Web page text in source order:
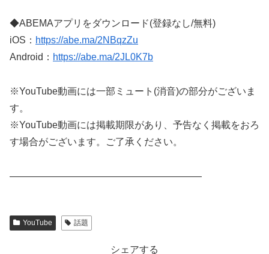
◆ABEMAアプリをダウンロード(登録なし/無料)
iOS： https://abe.ma/2NBqzZu
Android： https://abe.ma/2JL0K7b
※YouTube動画には一部ミュート(消音)の部分がございま
す。
※YouTube動画には掲載期限があり、予告なく掲載をおろ
す場合がございます。ご了承ください。
————————————————————
YouTube 話題
シェアする